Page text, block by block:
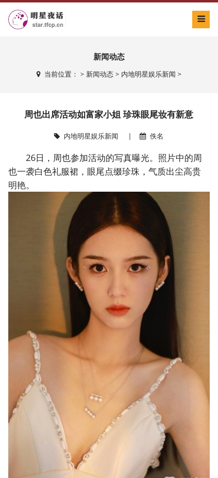
新闻动态
当前位置： > 新闻动态> 内地明星娱乐新闻 >
周也出席活动如富家小姐 珍珠眼尾妆有新意
内地明星娱乐新闻 | 佚名
26日，周也参加活动的写真曝光。照片中的周
也一袭白色礼服裙，眼尾点缀珍珠，气质出尘高贵
明艳。